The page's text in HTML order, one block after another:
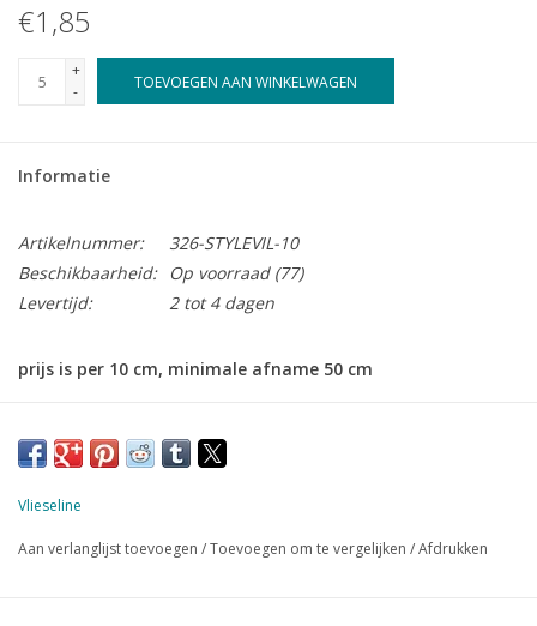
€1,85
+
-
TOEVOEGEN AAN WINKELWAGEN
Informatie
Artikelnummer:
326-STYLEVIL-10
Beschikbaarheid:
Op voorraad(77)
Levertijd:
2 tot 4 dagen
prijs is per 10 cm, minimale afname 50 cm
placemats. Geeft tassen stabiliteit zonder dat ze stug worden.
Kan eenvoudig met de naaimachine verwerkt worden.
72 cm breed
iets dikker dan Soft and Stable
Vlieseline
Aan verlanglijst toevoegen /Toevoegen om te vergelijken /Afdrukken